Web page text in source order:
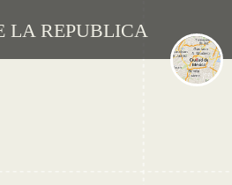
LA REPUBLICA